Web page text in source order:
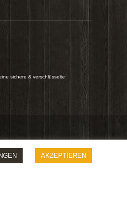
der Verarbeitung
AKZEPTIEREN